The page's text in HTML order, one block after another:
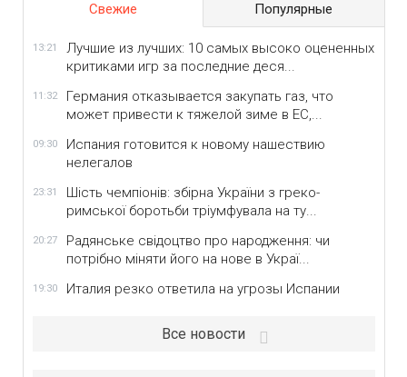
Свежие Популярные
13:21
Лучшие из лучших: 10 самых высоко оцененных
критиками игр за последние деся...
11:32
Германия отказывается закупать газ, что
может привести к тяжелой зиме в ЕС,...
09:30
Испания готовится к новому нашествию
нелегалов
23:31
Шість чемпіонів: збірна України з греко-
римської боротьби тріумфувала на ту...
20:27
Радянське свідоцтво про народження: чи
потрібно міняти його на нове в Украї...
19:30 Италия резко ответила на угрозы Испании
Все новости